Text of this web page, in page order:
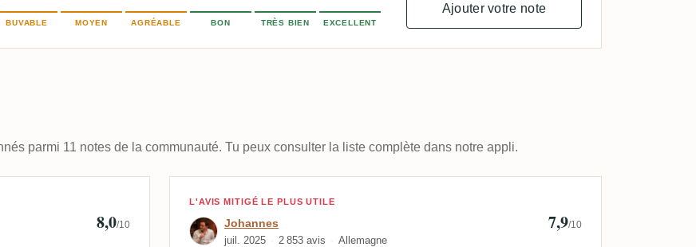
BUVABLE MOYEN AGRÉABLE BON TRÈS BIEN EXCELLENT
Ajouter votre note
parmi 11 notes de la communauté. Tu peux consulter la liste complète dans notre appli.
8,0/10
Avis de Johannes
L'AVIS MITIGÉ LE PLUS UTILE
Johannes
juil. 2025 2 853 avis Allemagne
7,9/10